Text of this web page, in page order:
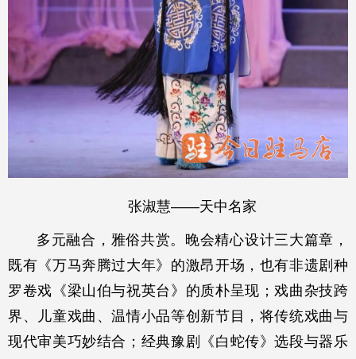
张淑慧——天中名家
多元融合，雅俗共赏。晚会精心设计三大篇章，
既有《万马奔腾过大年》的激昂开场，也有非遗剧种
罗卷戏《梁山伯与祝英台》的质朴呈现；戏曲杂技跨
界、儿童戏曲、温情小品等创新节目，将传统戏曲与
现代审美巧妙结合；经典豫剧《白蛇传》选段与器乐